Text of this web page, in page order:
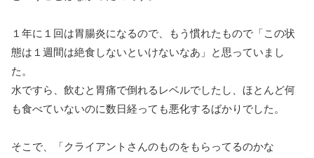
１年に１回は胃腸炎になるので、もう慣れたもので「この状
態は１週間は絶食しないといけないなあ」と思っていまし
た。
水ですら、飲むと胃痛で倒れるレベルでしたし、ほとんど何
も食べていないのに数日経っても悪化するばかりでした。
そこで、「クライアントさんのものをもらってるのかな